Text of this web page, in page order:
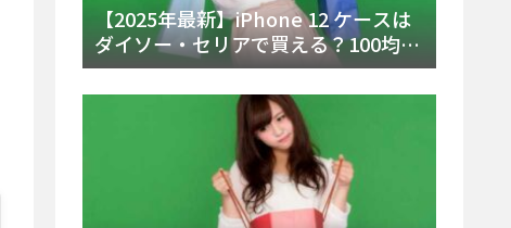
【2025年最新】iPhone 12 ケースは
ダイソー・セリアで買える？100均の
在庫状況と失敗しない選び方を徹底
解説！